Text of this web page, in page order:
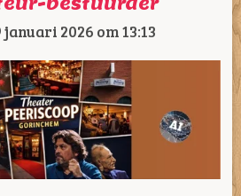
2026 om 13:13